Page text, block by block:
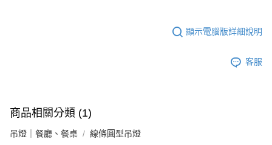
顯示電腦版詳細說明
客服
商品相關分類 (1)
吊燈｜餐廳、餐桌 線條圓型吊燈